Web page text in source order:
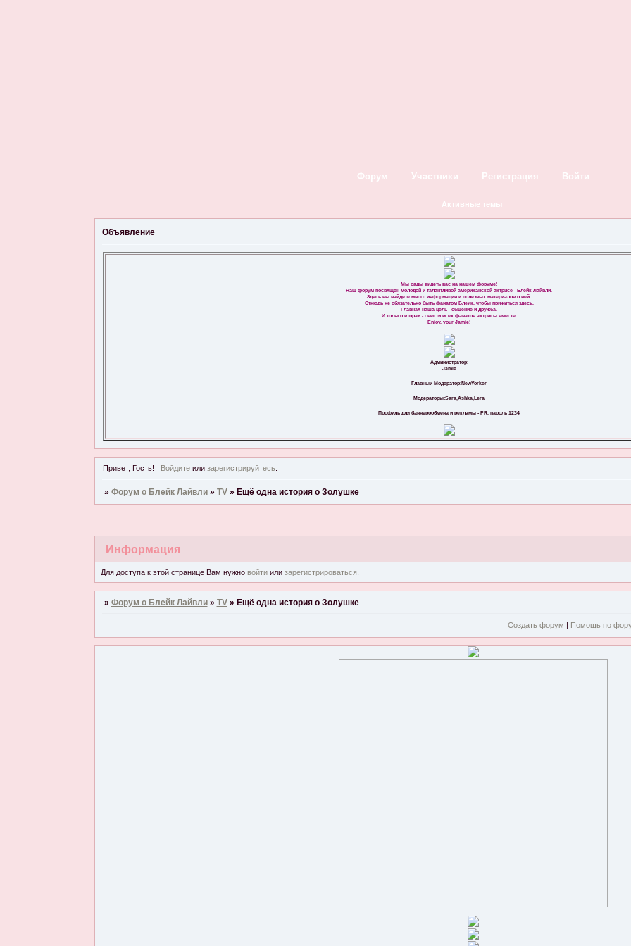
Форум Участники Регистрация Войти
Активные темы
Объявление
Мы рады видеть вас на нашем форуме!
Наш форум посвящен молодой и талантливой американской актрисе - Блейк Лайвли.
Здесь вы найдете много информации и полезных материалов о ней.
Отнюдь не обязательно быть фанатом Блейк, чтобы прижиться здесь.
Главная наша цель - общение и дружба.
И только вторая - свести всех фанатов актрисы вместе.
Enjoy, your Jamie!
Администратор:
Jamie
Главный Модератор:NewYorker
Модераторы:Sara,Ashka,Lera
Профиль для баннерообмена и рекламы - PR, пароль 1234
Привет, Гость! Войдитеили зарегистрируйтесь.
» Форум о Блейк Лайвли » TV » Ещё одна история о Золушке
Информация
Для доступа к этой странице Вам нужновойти илизарегистрироваться
» Форум о Блейк Лайвли » TV » Ещё одна история о Золушке
Создать форум | Помощь по